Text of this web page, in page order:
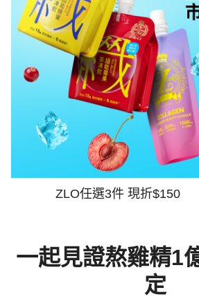
ZLO任選3件 現折$150
一起見證熬雞精1
定